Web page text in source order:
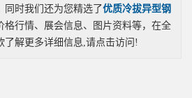
同时我们还为您精选了优质冷拔异型钢
格行情、展会信息、图片资料等，在全
了解更多详细信息,请点击访问!